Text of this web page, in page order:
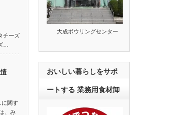
チーズ
…
に関す
、み
大成ボウリングセンター
おいしい暮らしをサポ
ートする 業務用食材卸